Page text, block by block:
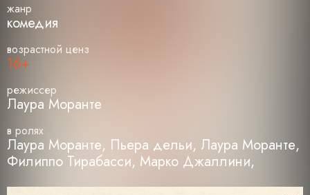
жанр
комедия
возрастной ценз
16+
режиссер
Лаура Моранте
в ролях
Лаура Моранте, Пьера дельи, Лаура Моранте,
Филиппо Тирабасси, Марко Джаллини,